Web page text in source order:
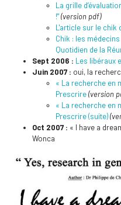
La grille
!"(version pdf)
L'article sur le chik
Chik : les
Quotidien de la
Sept 2006 : Les libéraux
Juin 2007 : oui, la
« La recherche en
Prescrire(version
« La recherche en
Prescrire (suite)
Oct 2007 : « I have a
Wonca